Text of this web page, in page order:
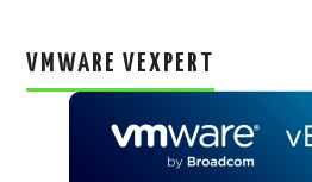
VMWARE VEXPERT